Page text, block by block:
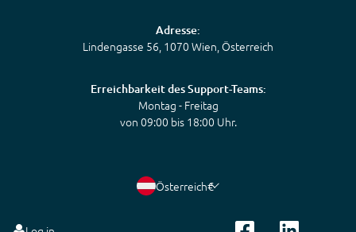
Adresse:
Lindengasse 56, 1070 Wien, Österreich
Erreichbarkeit des Support-Teams:
Montag - Freitag
von 09:00 bis 18:00 Uhr.
Österreich€